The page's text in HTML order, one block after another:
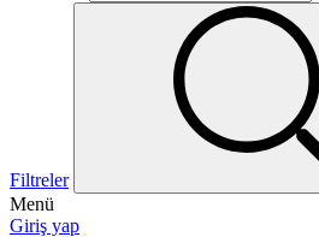
Filtreler
Menü
Giriş yap